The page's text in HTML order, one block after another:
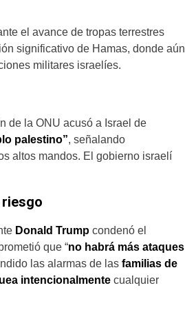
el avance de tropas terrestres
significativo de Hamas, donde aún
militares israelíes.
de la ONU acusó a Israel de
palestino”, señalando
altos mandos. El gobierno israelí
Donald Trump condenó el
que “no habrá más ataques
las alarmas de las familias de
intencionalmente cualquier